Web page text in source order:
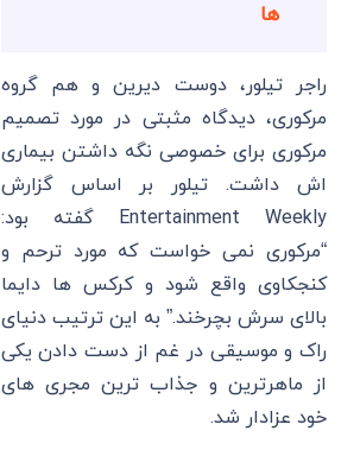
ها
راجر تیلور، دوست دیرین و هم گروه
مرکوری، دیدگاه مثبتی در مورد تصمیم
مرکوری برای خصوصی نگه داشتن بیماری
اش داشت. تیلور بر اساس گزارش
Entertainment Weekly گفته بود:
“مرکوری نمی خواست که مورد ترحم و
کنجکاوی واقع شود و کرکس ها دایما
بالای سرش بچرخند.” به این ترتیب دنیای
راک و موسیقی در غم از دست دادن یکی
از ماهرترین و جذاب ترین مجری های
خود عزادار شد.